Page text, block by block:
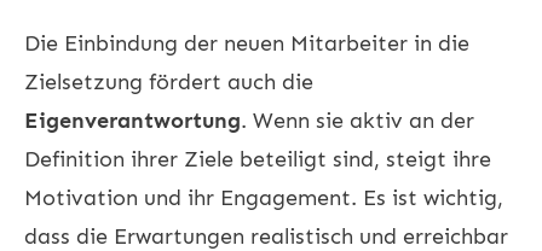
Die Einbindung der neuen Mitarbeiter in die
Zielsetzung fördert auch die
Eigenverantwortung. Wenn sie aktiv an der
Definition ihrer Ziele beteiligt sind, steigt ihre
Motivation und ihr Engagement. Es ist wichtig,
dass die Erwartungen realistisch und erreichbar